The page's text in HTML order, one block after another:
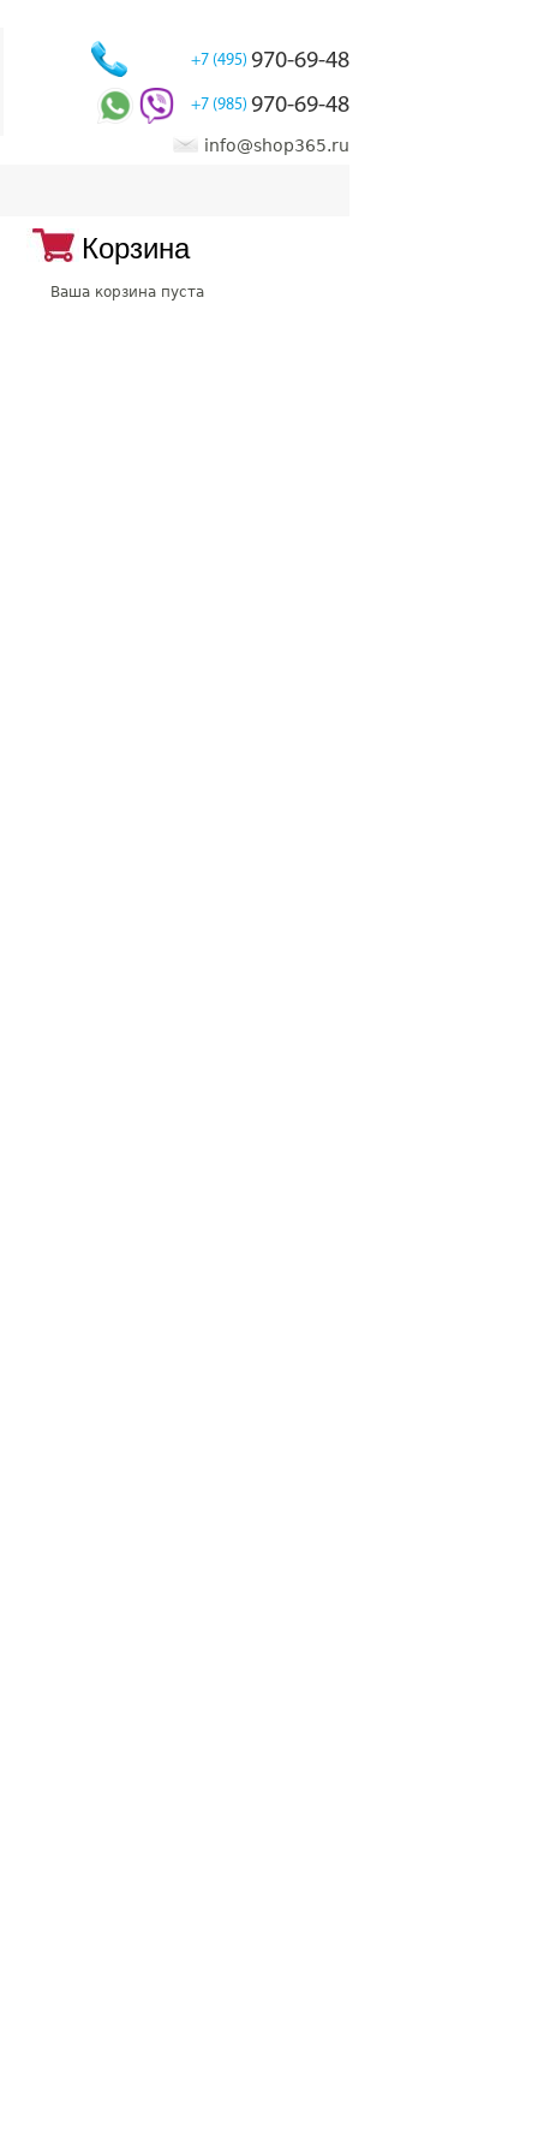
+7 (495) 970-69-48
+7 (985) 970-69-48
info@shop365.ru
Корзина
Ваша корзина пуста